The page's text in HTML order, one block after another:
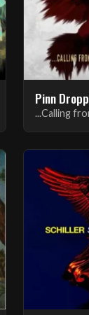
Pinn Dropp